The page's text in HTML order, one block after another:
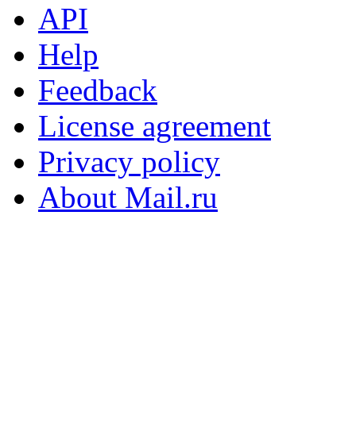
API
Help
Feedback
License agreement
Privacy policy
About Mail.ru